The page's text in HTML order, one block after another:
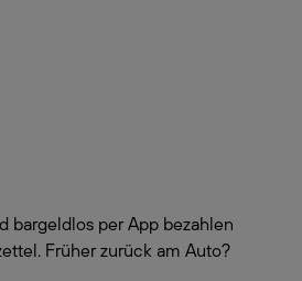
bargeldlos per App bezahlen
Früher zurück am Auto?